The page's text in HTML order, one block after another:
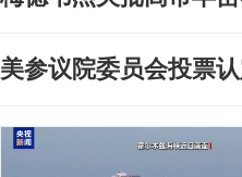
美参议院委员会投票